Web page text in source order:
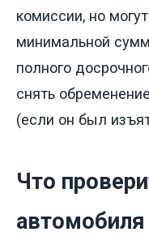
комиссии, но
минимальной
полного
снять
(если он был
Что
автомобиля